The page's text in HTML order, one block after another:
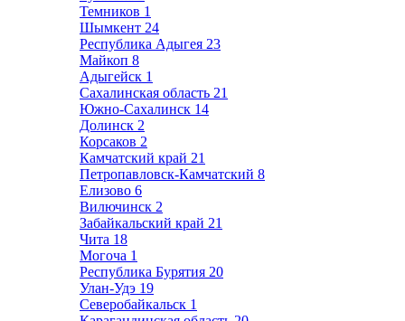
Темников 1
Шымкент 24
Республика Адыгея 23
Майкоп 8
Адыгейск 1
Сахалинская область 21
Южно-Сахалинск 14
Долинск 2
Корсаков 2
Камчатский край 21
Петропавловск-Камчатский 8
Елизово 6
Вилючинск 2
Забайкальский край 21
Чита 18
Могоча 1
Республика Бурятия 20
Улан-Удэ 19
Северобайкальск 1